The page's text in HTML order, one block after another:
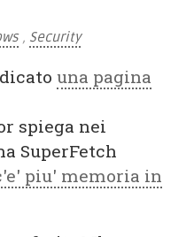
, Security
una pagina
spiega nei
SuperFetch
piu' memoria in